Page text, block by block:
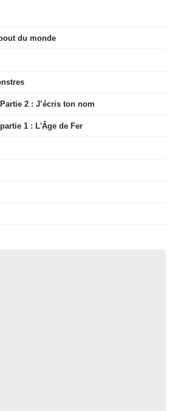
du monde
2 : J’écris ton nom
1 : L'Âge de Fer